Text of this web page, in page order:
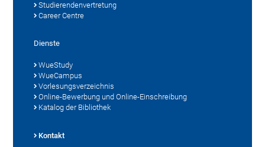
Studierendenvertretung
Career Centre
Dienste
WueStudy
WueCampus
Vorlesungsverzeichnis
Online-Bewerbung und Online-Einschreibung
Katalog der Bibliothek
Kontakt